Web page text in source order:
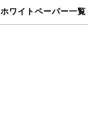
ホワイトペーパー一覧